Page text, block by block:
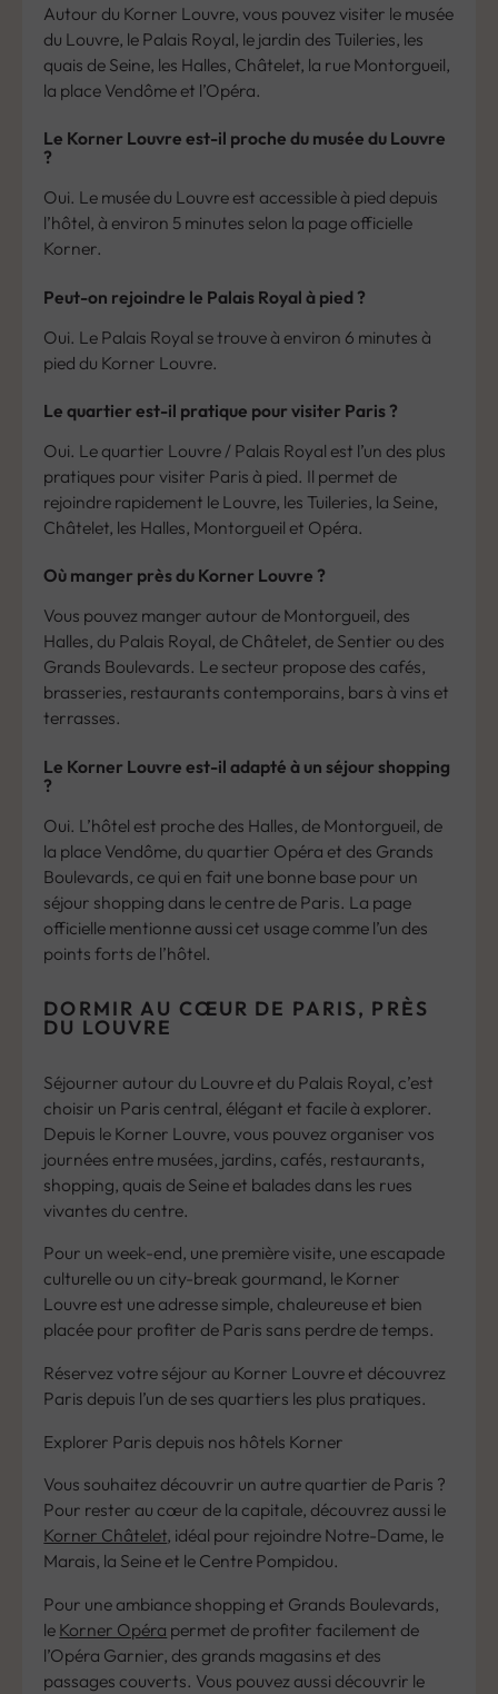
Autour du Korner Louvre, vous pouvez visiter le musée
du Louvre, le Palais Royal, le jardin des Tuileries, les
quais de Seine, les Halles, Châtelet, la rue Montorgueil,
la place Vendôme et l’Opéra.
Le Korner Louvre est-il proche du musée du Louvre
?
Oui. Le musée du Louvre est accessible à pied depuis
l’hôtel, à environ 5 minutes selon la page officielle
Korner.
Peut-on rejoindre le Palais Royal à pied ?
Oui. Le Palais Royal se trouve à environ 6 minutes à
pied du Korner Louvre.
Le quartier est-il pratique pour visiter Paris ?
Oui. Le quartier Louvre / Palais Royal est l’un des plus
pratiques pour visiter Paris à pied. Il permet de
rejoindre rapidement le Louvre, les Tuileries, la Seine,
Châtelet, les Halles, Montorgueil et Opéra.
Où manger près du Korner Louvre ?
Vous pouvez manger autour de Montorgueil, des
Halles, du Palais Royal, de Châtelet, de Sentier ou des
Grands Boulevards. Le secteur propose des cafés,
brasseries, restaurants contemporains, bars à vins et
terrasses.
Le Korner Louvre est-il adapté à un séjour shopping
?
Oui. L’hôtel est proche des Halles, de Montorgueil, de
la place Vendôme, du quartier Opéra et des Grands
Boulevards, ce qui en fait une bonne base pour un
séjour shopping dans le centre de Paris. La page
officielle mentionne aussi cet usage comme l’un des
points forts de l’hôtel.
DORMIR AU CŒUR DE PARIS, PRÈS
DU LOUVRE
Séjourner autour du Louvre et du Palais Royal, c’est
choisir un Paris central, élégant et facile à explorer.
Depuis le Korner Louvre, vous pouvez organiser vos
journées entre musées, jardins, cafés, restaurants,
shopping, quais de Seine et balades dans les rues
vivantes du centre.
Pour un week-end, une première visite, une escapade
culturelle ou un city-break gourmand, le Korner
Louvre est une adresse simple, chaleureuse et bien
placée pour profiter de Paris sans perdre de temps.
Réservez votre séjour au Korner Louvre et découvrez
Paris depuis l’un de ses quartiers les plus pratiques.
Explorer Paris depuis nos hôtels Korner
Vous souhaitez découvrir un autre quartier de Paris ?
Pour rester au cœur de la capitale, découvrez aussi le
Korner Châtelet, idéal pour rejoindre Notre-Dame, le
Marais, la Seine et le Centre Pompidou.
Pour une ambiance shopping et Grands Boulevards,
le Korner Opéra permet de profiter facilement de
l’Opéra Garnier, des grands magasins et des
passages couverts. Vous pouvez aussi découvrir le